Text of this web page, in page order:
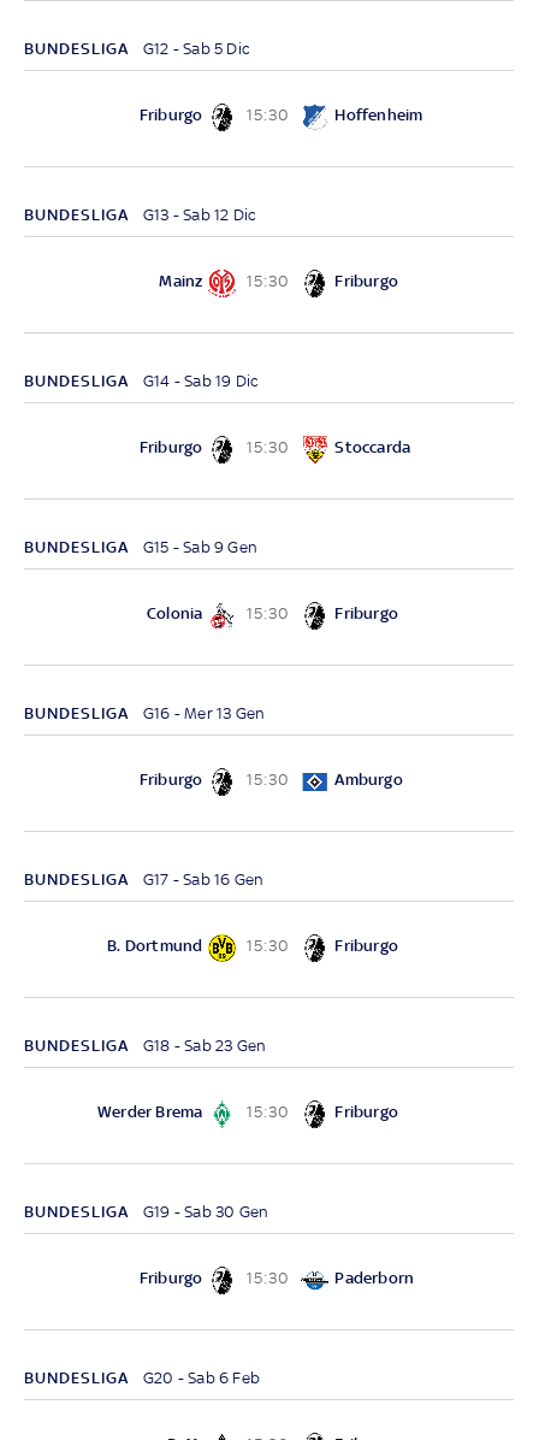
BUNDESLIGA G12 - Sab 5 Dic
Friburgo 15:30 Hoffenheim
BUNDESLIGA G13 - Sab 12 Dic
Mainz 15:30 Friburgo
BUNDESLIGA G14 - Sab 19 Dic
Friburgo 15:30 Stoccarda
BUNDESLIGA G15 - Sab 9 Gen
Colonia 15:30 Friburgo
BUNDESLIGA G16 - Mer 13 Gen
Friburgo 15:30 Amburgo
BUNDESLIGA G17 - Sab 16 Gen
B. Dortmund 15:30 Friburgo
BUNDESLIGA G18 - Sab 23 Gen
Werder Brema 15:30 Friburgo
BUNDESLIGA G19 - Sab 30 Gen
Friburgo 15:30 Paderborn
BUNDESLIGA G20 - Sab 6 Feb